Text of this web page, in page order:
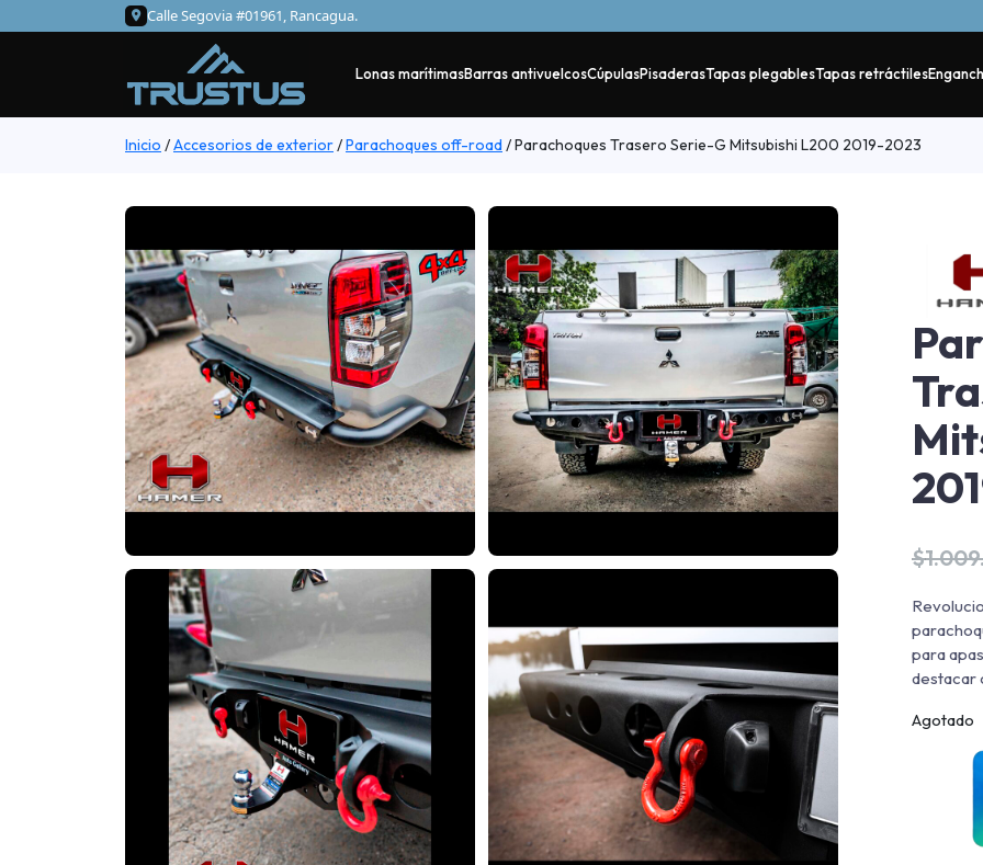
Calle Segovia #01961, Rancagua.
Lonas marítimasBarras antivuelcosCúpulasPisaderasTapas plegablesTapas retráctiles
Inicio /Accesorios de exterior/Parachoques off-road/Parachoques Trasero Serie-G Mitsubishi L200 2019-2023
$
para
destacar
Agotado